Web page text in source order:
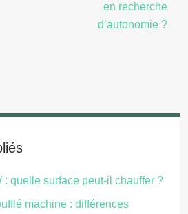
en recherche
d’autonomie ?
: quelle surface peut-il chauffer ?
machine : différences